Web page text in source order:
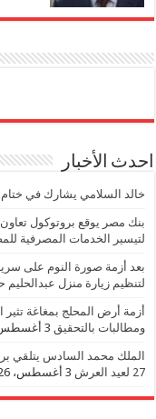
احدث الأخبار
خالد السلامي يشارك في ختام
بنك مصر يوقع بروتوكول
لتيسير الخدمات المصرفية
بعد أزمة صورة النوم على
لتنظيم زيارة منزل عبدالحليم
أزمة أرض المحلج بمغاغة
ومطالبات بالتحقيق 3 أغسطس، 2026
الملك محمد السادس يتلقي
27 لعيد العرش
3 أغسطس، 2026